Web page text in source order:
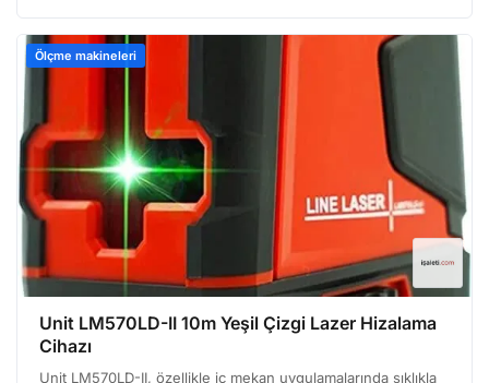
Ölçme makineleri
Unit LM570LD-II 10m Yeşil Çizgi Lazer Hizalama
Cihazı
Unit LM570LD-II, özellikle iç mekan uygulamalarında sıklıkla